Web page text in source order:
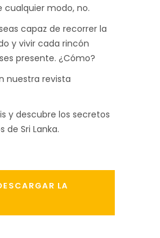
cualquier modo, no.
capaz de recorrer la
y vivir cada rincón
presente. ¿Cómo?
nuestra revista
y descubre los secretos
de Sri Lanka.
LA